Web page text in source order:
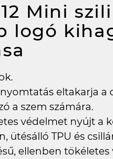
Mini
logó
eltakarja a
a szem számára.
védelmet nyújt a
ütésálló TPU és
ellenben